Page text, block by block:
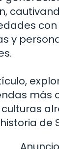
con
y
más
de